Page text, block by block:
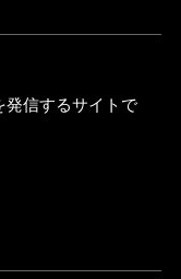
発信するサイトで